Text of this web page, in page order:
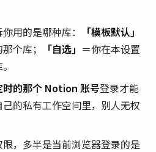
用的是哪种库：
「模板默认」
个库；
「自选」 ＝你在本设置
时的那个 Notion 账号登录才能
的私有工作空间里，别人无权
，多半是当前浏览器登录的是